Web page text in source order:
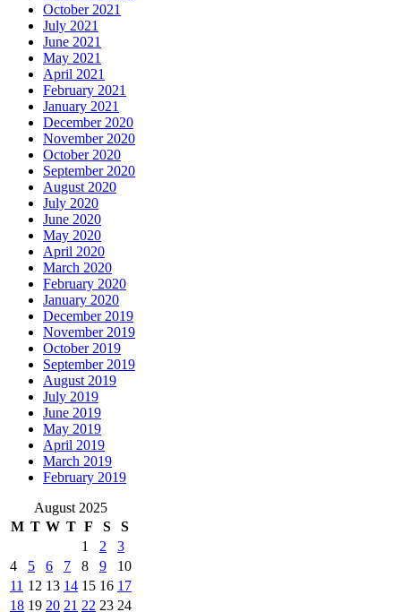
October 2021
July 2021
June 2021
May 2021
April 2021
February 2021
January 2021
December 2020
November 2020
October 2020
September 2020
August 2020
July 2020
June 2020
May 2020
April 2020
March 2020
February 2020
January 2020
December 2019
November 2019
October 2019
September 2019
August 2019
July 2019
June 2019
May 2019
April 2019
March 2019
February 2019
August 2025
M T W T F S
S
1
2
3
4
5 6 7 8 9
10
11 12 13 14 15 16 17
18 19 20 21 22 23 24